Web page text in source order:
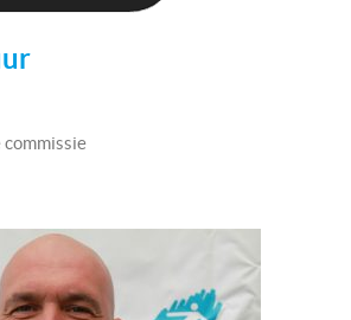
commissie